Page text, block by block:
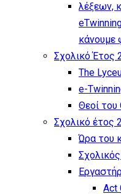
κάνουμε
Σχολικό Έτος
The
e-
Θεοί του
Σχολικό έτος
Ώρα του
Act